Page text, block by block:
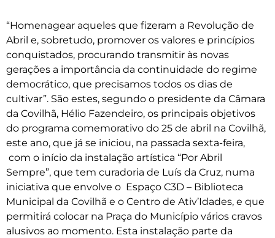
“Homenagear aqueles que fizeram a Revolução de
Abril e, sobretudo, promover os valores e princípios
conquistados, procurando transmitir às novas
gerações a importância da continuidade do regime
democrático, que precisamos todos os dias de
cultivar”. São estes, segundo o presidente da Câmara
da Covilhã, Hélio Fazendeiro, os principais objetivos
do programa comemorativo do 25 de abril na Covilhã,
este ano, que já se iniciou, na passada sexta-feira,
com o início da instalação artística “Por Abril
Sempre”, que tem curadoria de Luís da Cruz, numa
iniciativa que envolve o Espaço C3D – Biblioteca
Municipal da Covilhã e o Centro de Ativ’Idades, e que
permitirá colocar na Praça do Município vários cravos
alusivos ao momento. Esta instalação parte da